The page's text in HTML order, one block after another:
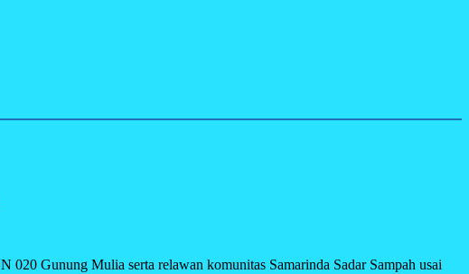
Gunung Mulia serta relawan komunitas Samarinda Sadar Sampah usai